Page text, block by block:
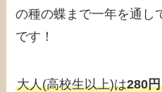
の種の蝶まで一年を通し
です！
大人(高校生以上)は280円